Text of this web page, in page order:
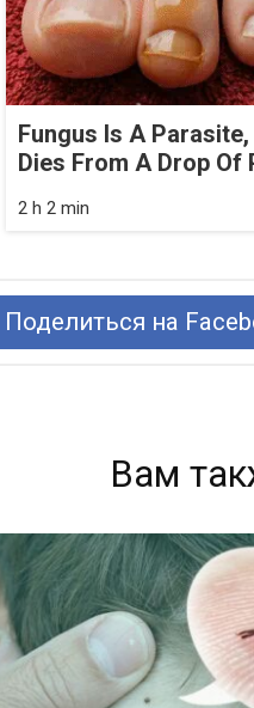
Fungus Is A
Dies From A Drop Of
2 h 2 min
Поделиться на
Вам